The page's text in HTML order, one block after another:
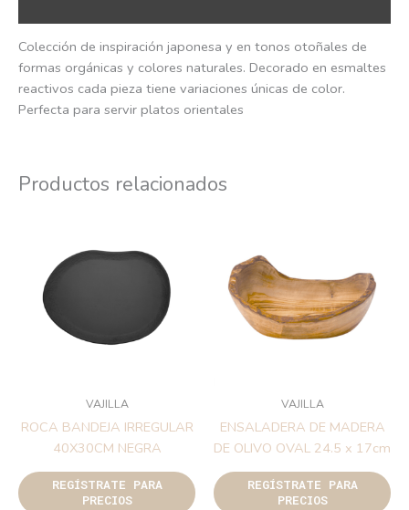
Colección de inspiración japonesa y en tonos otoñales de
formas orgánicas y colores naturales. Decorado en esmaltes
reactivos cada pieza tiene variaciones únicas de color.
Perfecta para servir platos orientales
Productos relacionados
VAJILLA
ROCA BANDEJA IRREGULAR
40X30CM NEGRA
REGÍSTRATE PARA
PRECIOS
VAJILLA
ENSALADERA DE MADERA
DE OLIVO OVAL 24.5 x 17cm
REGÍSTRATE PARA
PRECIOS